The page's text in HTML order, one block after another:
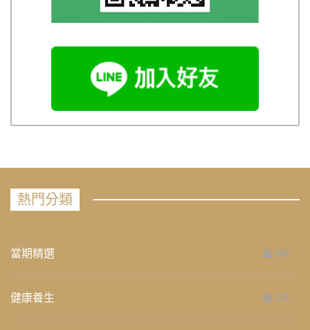
熱門分類
當期精選 658
健康養生 276